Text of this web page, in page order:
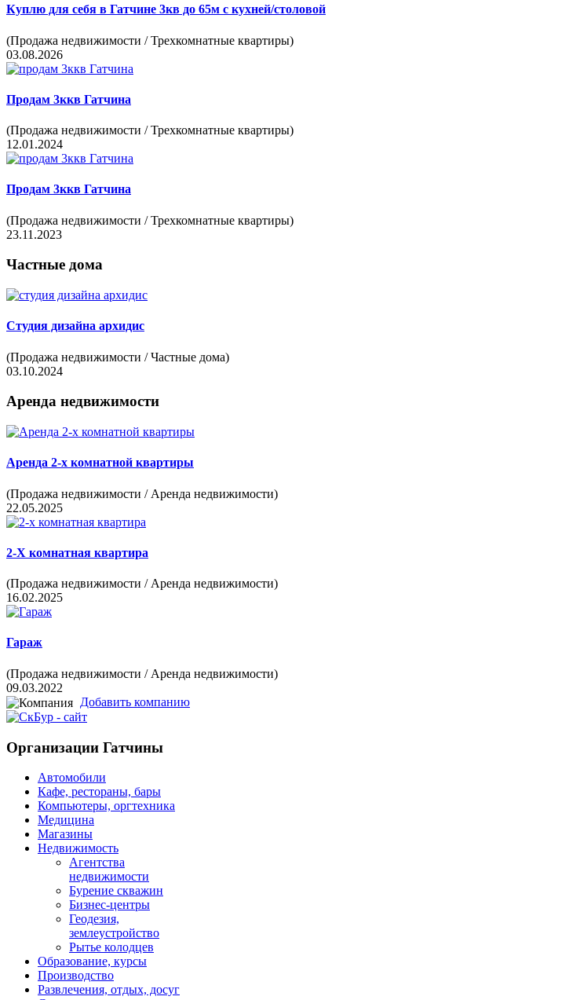
Куплю для себя в Гатчине 3кв до 65м с кухней/столовой
(Продажа недвижимости / Трехкомнатные квартиры)
03.08.2026
Продам 3ккв Гатчина
(Продажа недвижимости / Трехкомнатные квартиры)
12.01.2024
Продам 3ккв Гатчина
(Продажа недвижимости / Трехкомнатные квартиры)
23.11.2023
Частные дома
Студия дизайна архидис
(Продажа недвижимости / Частные дома)
03.10.2024
Аренда недвижимости
Аренда 2-х комнатной квартиры
(Продажа недвижимости / Аренда недвижимости)
22.05.2025
2-Х комнатная квартира
(Продажа недвижимости / Аренда недвижимости)
16.02.2025
Гараж
(Продажа недвижимости / Аренда недвижимости)
09.03.2022
Добавить компанию
Организации Гатчины
Автомобили
Кафе, рестораны, бары
Компьютеры, оргтехника
Медицина
Магазины
Недвижимость
Агентства
недвижимости
Бурение скважин
Бизнес-центры
Геодезия,
землеустройство
Рытье колодцев
Образование, курсы
Производство
Развлечения, отдых, досуг